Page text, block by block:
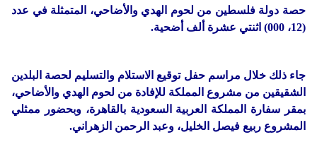
حصة دولة فلسطين من لحوم الهدي والأضاحي، المتمثلة في عدد
(12، 000) اثنتي عشرة ألف أضحية.
جاء ذلك خلال مراسم حفل توقيع الاستلام والتسليم لحصة البلدين
الشقيقين من مشروع المملكة للإفادة من لحوم الهدي والأضاحي،
بمقر سفارة المملكة العربية السعودية بالقاهرة، وبحضور ممثلي
المشروع ربيع فيصل الخليل، وعبد الرحمن الزهراني.